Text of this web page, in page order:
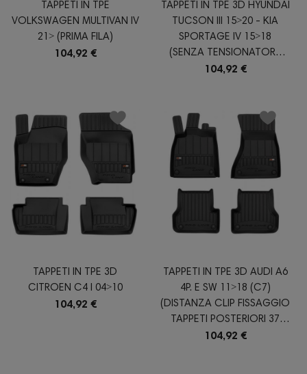
TAPPETI IN TPE
VOLKSWAGEN MULTIVAN IV
21˃ (PRIMA FILA)
104,92 €
TAPPETI IN TPE 3D HYUNDAI
TUCSON III 15˃20 - KIA
SPORTAGE IV 15˃18
(SENZA TENSIONATORE
CINTURA DIETRO AL
104,92 €
TAPPETI IN TPE 3D
CITROEN C4 I 04˃10
104,92 €
TAPPETI IN TPE 3D AUDI A6
4P. E SW 11˃18 (C7)
(DISTANZA CLIP FISSAGGIO
TAPPETI POSTERIORI 37
CM)
104,92 €